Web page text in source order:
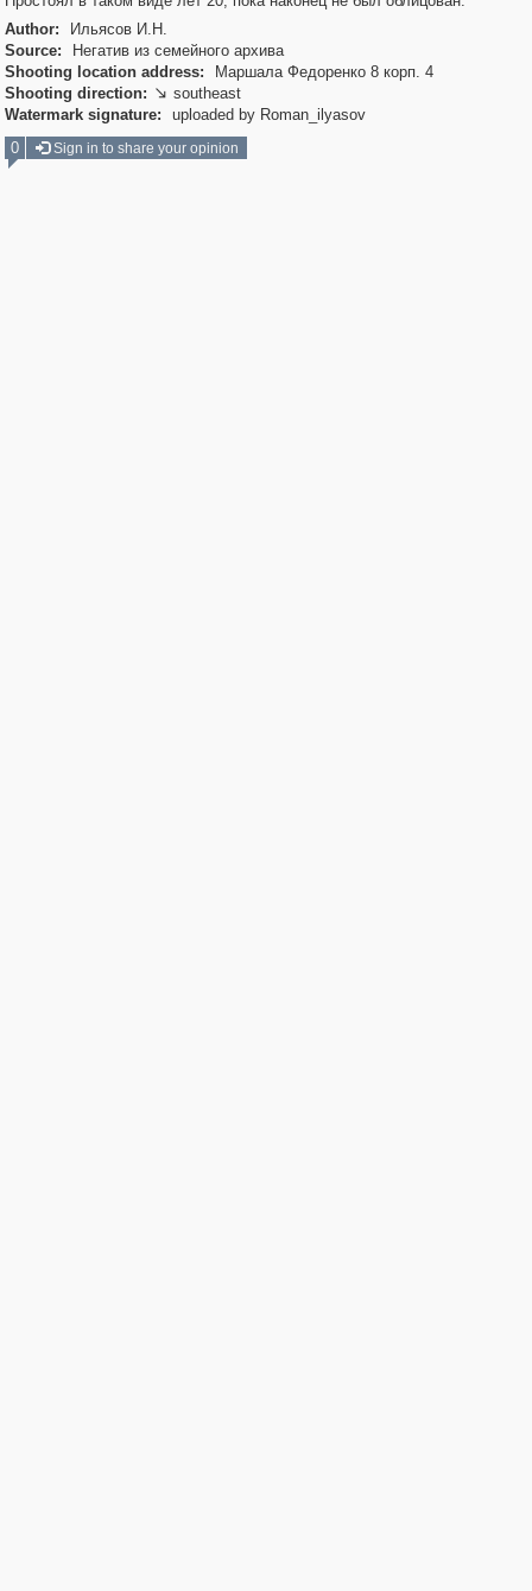
Author:
Ильясов И.Н.
Source:
Негатив из семейного архива
Shooting location address:
Маршала Федоренко 8 корп. 4
Shooting direction:  southeast
Watermark signature:
uploaded by Roman_ilyasov
0
Sign in to share your opinion